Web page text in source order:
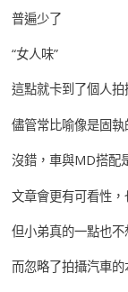
普遍少了
“女人味”
這點就卡到了個人
儘管常比喻像是固
沒錯，車與MD搭配
文章會更有可看性
但小弟真的一點也
而忽略了拍攝汽車的